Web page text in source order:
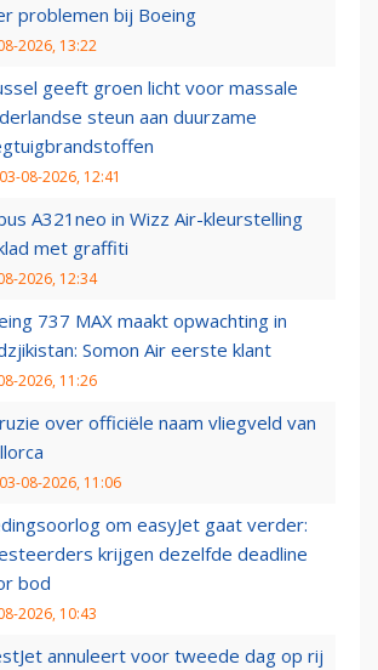
problemen bij Boeing
2026, 13:22
geeft groen licht voor massale
steun aan duurzame
03-08-2026, 12:41
A321neo in Wizz Air-kleurstelling
met graffiti
2026, 12:34
737 MAX maakt opwachting in
Somon Air eerste klant
2026, 11:26
over officiële naam vliegveld van
03-08-2026, 11:06
om easyJet gaat verder:
krijgen dezelfde deadline
bod
2026, 10:43
annuleert voor tweede dag op rij